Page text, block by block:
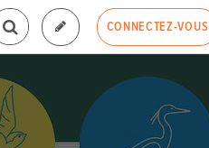
CONNECTEZ-VOUS